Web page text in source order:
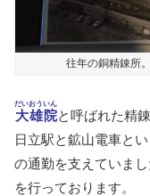
往年の銅精錬所
大雄院
だいおういん
と呼ばれた精
日立駅と鉱山電車と
の通勤を支えていま
を行っております。